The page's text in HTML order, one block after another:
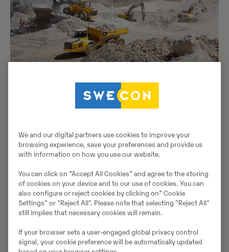
teguritega. Arvesse võetakse tegureid, nagu masinate
suurus, kogus, masinapargi konfiguratsioon ja
Parim veomarsruut
We and our digital partners use cookies to improve your
browsing experience, save your preferences and provide us
with information on how you use our website.
You can click on ”Accept All Cookies” and agree to the storing
of cookies on your device and to our use of cookies. You can
also configure or reject cookies by clicking on” Cookie
Settings” or "Reject All". Please note that selecting "Reject All"
still implies that necessary cookies will remain.
If your browser sets a user-engaged global privacy control
signal, your cookie preference will be automatically updated